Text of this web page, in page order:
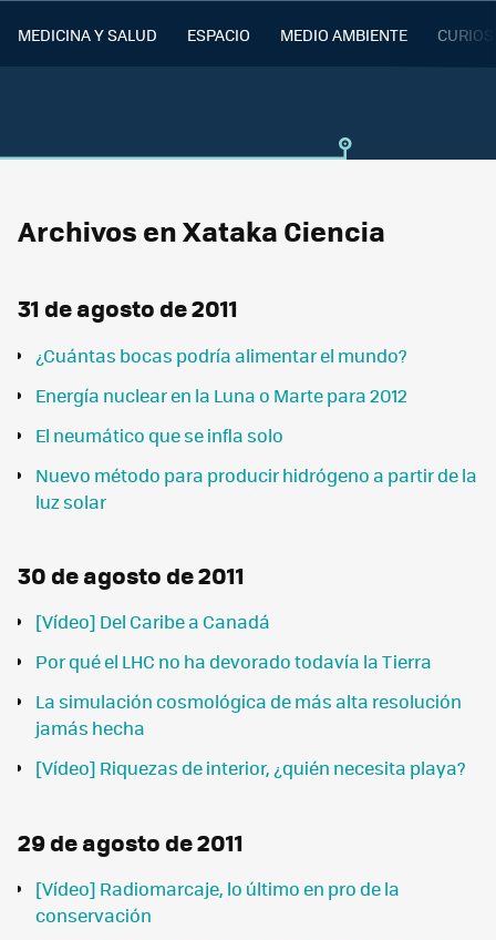
MEDICINA Y SALUD ESPACIO MEDIO AMBIENTE
Archivos en Xataka Ciencia
31 de agosto de 2011
¿Cuántas bocas podría alimentar el mundo?
Energía nuclear en la Luna o Marte para 2012
El neumático que se infla solo
Nuevo método para producir hidrógeno a partir de la
luz solar
30 de agosto de 2011
[Vídeo] Del Caribe a Canadá
Por qué el LHC no ha devorado todavía la Tierra
La simulación cosmológica de más alta resolución
jamás hecha
[Vídeo] Riquezas de interior, ¿quién necesita playa?
29 de agosto de 2011
[Vídeo] Radiomarcaje, lo último en pro de la
conservación